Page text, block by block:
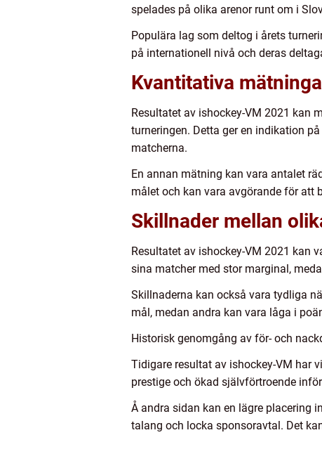
spelades på olika arenor runt om i
Populära lag som deltog i årets
på internationell nivå och deras
Kvantitativa
Resultatet av ishockey-VM 2021 kan
turneringen. Detta ger en indikation
matcherna.
En annan mätning kan vara antalet
målet och kan vara avgörande för att
Skillnader mellan
Resultatet av ishockey-VM 2021 kan
sina matcher med stor marginal,
Skillnaderna kan också vara tydliga
mål, medan andra kan vara låga i
Historisk genomgång av för- och
Tidigare resultat av ishockey-VM har
prestige och ökad självförtroende
Å andra sidan kan en lägre placering
talang och locka sponsoravtal. Det